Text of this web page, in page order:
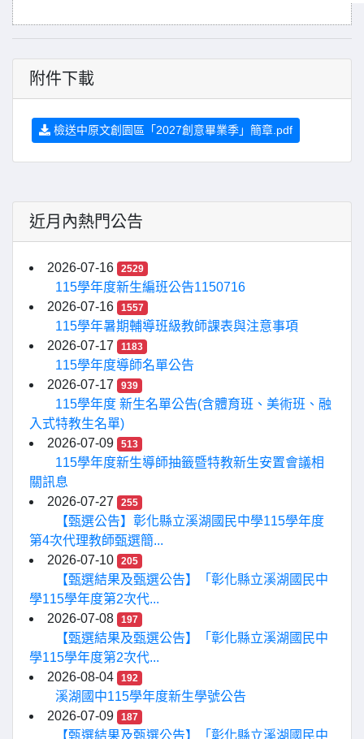
附件下載
檢送中原文創園區「2027創意畢業季」簡章.pdf
近月內熱門公告
2026-07-16 2529
115學年度新生編班公告1150716
2026-07-16
1557
115學年暑期輔導班級教師課表與注意事項
2026-07-17
1183
115學年度導師名單公告
2026-07-17
939
115學年度 新生名單公告(含體育班、美術班、融
入式特教生名單)
2026-07-09
513
115學年度新生導師抽籤暨特教新生安置會議相
關訊息
2026-07-27
255
【甄選公告】彰化縣立溪湖國民中學115學年度
第4次代理教師甄選簡...
2026-07-10
205
【甄選結果及甄選公告】「彰化縣立溪湖國民中
學115學年度第2次代...
2026-07-08
197
【甄選結果及甄選公告】「彰化縣立溪湖國民中
學115學年度第2次代...
2026-08-04
192
溪湖國中115學年度新生學號公告
2026-07-09
187
【甄選結果及甄選公告】「彰化縣立溪湖國民中